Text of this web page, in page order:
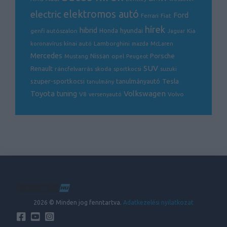
THM: 4,2%-30,2%
electric elektromos autó Ferrari Fiat Ford
genfi autószalon hibrid Honda hyundai hírek Jaguar Kia
koronavírus kínai autó Lamborghini mazda McLaren
Mercedes Mustang Nissan opel Peugeot Porsche
Renault ráncfelvarrás skoda sportkocsi SUV suzuki
szuper-sportkocsi tanulmány tanulmányautó Tesla
Toyota tuning V8 versenyautó Volkswagen Volvo
2026 © Minden jog fenntartva. Adatkezelési nyilatkozat